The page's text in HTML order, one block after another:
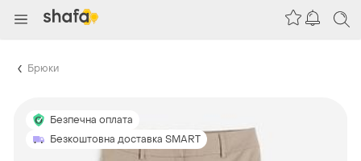
Брюки
Безпечна оплата
Безкоштовна доставка SMART